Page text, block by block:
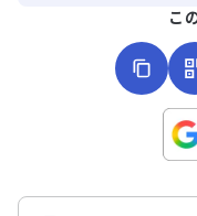
ます。仕事に支障が
処方された28日分を
のように対処すれば
いただけると助かりま
こちらは送信専用の
こ